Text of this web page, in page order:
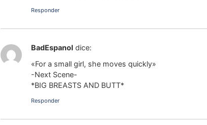
Responder
BadEspanol dice:
«For a small girl, she moves quickly»
-Next Scene-
*BIG BREASTS AND BUTT*
Responder